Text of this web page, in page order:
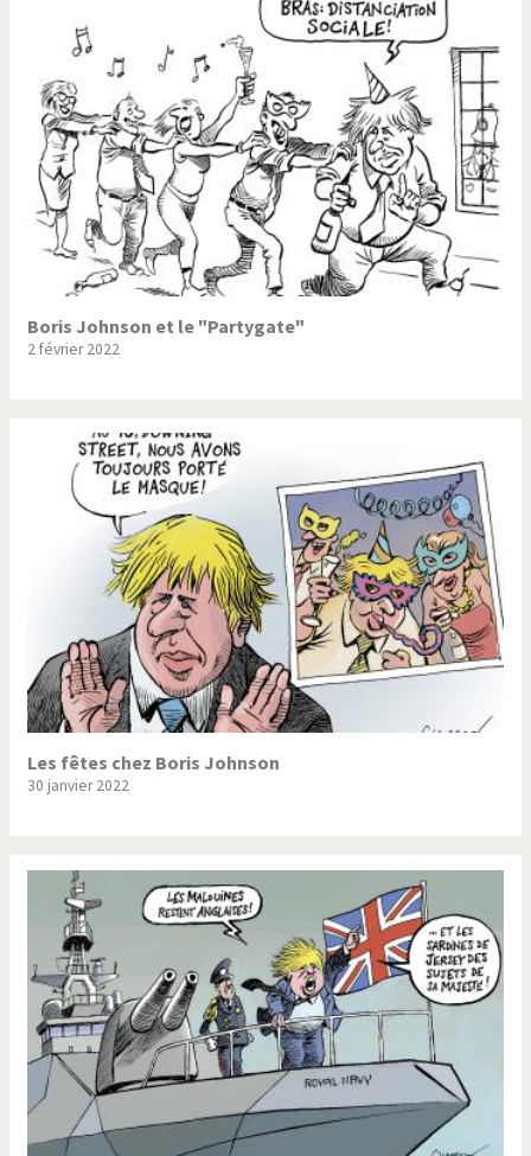
Boris Johnson et le "Partygate"
2 février 2022
Les fêtes chez Boris Johnson
30 janvier 2022